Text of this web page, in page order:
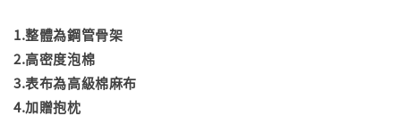
1.整體為鋼管骨架
2.高密度泡棉
3.表布為高級棉麻布
4.加贈抱枕